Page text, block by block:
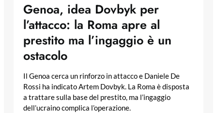
Genoa, idea Dovbyk per
l’attacco: la Roma apre al
prestito ma l’ingaggio è un
ostacolo
Il Genoa cerca un rinforzo in attacco e Daniele De
Rossi ha indicato Artem Dovbyk. La Roma è disposta
a trattare sulla base del prestito, ma l’ingaggio
dell’ucraino complica l’operazione.